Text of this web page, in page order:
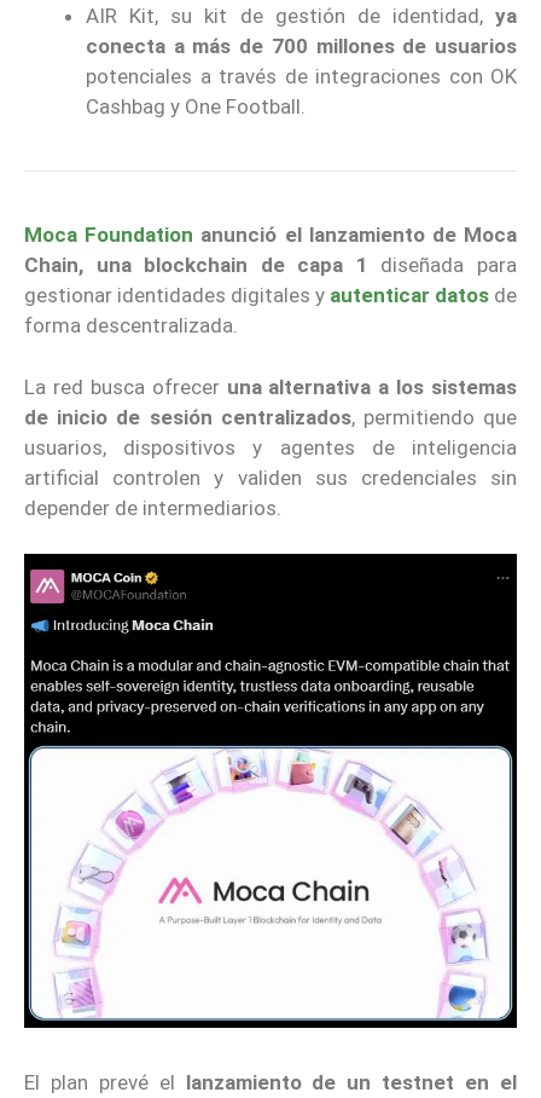
AIR Kit, su kit de gestión de identidad, ya
conecta a más de 700 millones de usuarios
potenciales a través de integraciones con OK
Cashbag y One Football.
Moca Foundation anunció el lanzamiento de Moca
Chain, una blockchain de capa 1
diseñada para
gestionar identidades digitales y autenticar datos de
forma descentralizada.
La red busca ofrecer una alternativa a los sistemas
de inicio de sesión centralizados, permitiendo que
usuarios, dispositivos y agentes de inteligencia
artificial controlen y validen sus credenciales sin
depender de intermediarios.
El plan prevé el lanzamiento de un testnet en el